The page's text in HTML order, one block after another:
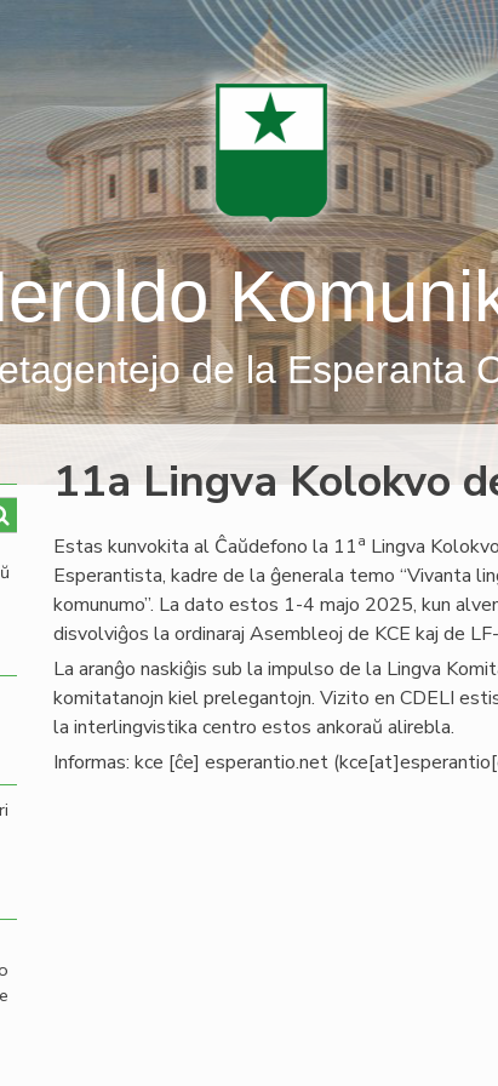
de la Esperanta
11a Lingva Kolokvo
Estas kunvokita al Ĉaŭdefono la 11a Lingva
Esperantista, kadre de la ĝenerala temo “Vivanta
komunumo”. La dato estos 1-4 majo 2025, kun
disvolviĝos la ordinaraj Asembleoj de KCE kaj de
La aranĝo naskiĝis sub la impulso de la Lingva
komitatanojn kiel prelegantojn. Vizito en CDELI
la interlingvistika centro estos ankoraŭ alirebla.
Informas: kce [ĉe] esperantio.net